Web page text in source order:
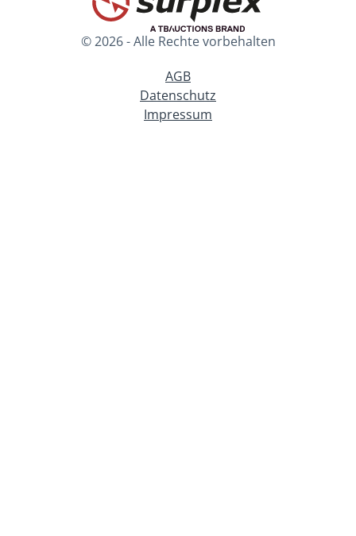
© 2026 - Alle Rechte vorbehalten
AGB
Datenschutz
Impressum